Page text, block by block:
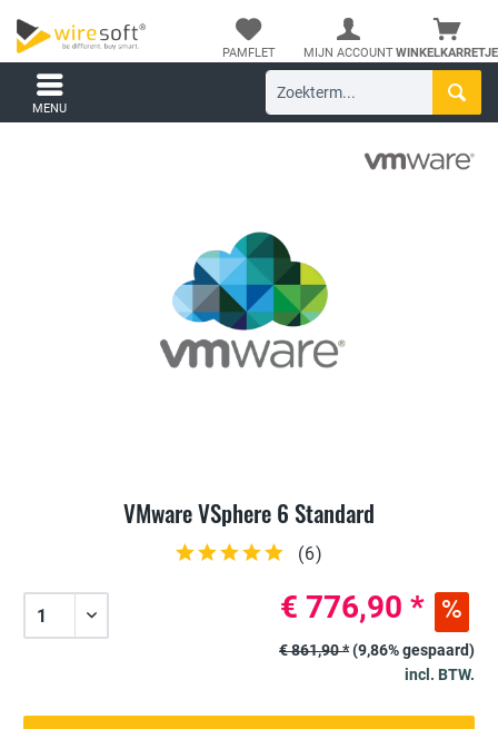
WINKELKARRETJE
PAMFLET MIJN ACCOUNT
MENU
VMware VSphere 6 Standard
(6)
€ 776,90 *
€ 861,90 *(9,86% gespaard)
incl. BTW.